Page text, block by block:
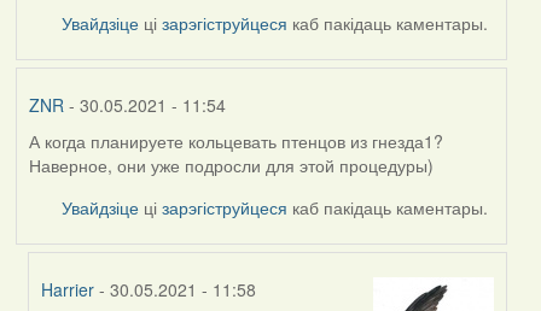
Увайдзіце цізарэгіструйцеся каб пакідаць каментары.
ZNR - 30.05.2021 - 11:54
А когда планируете кольцевать птенцов из гнезда1?
Наверное, они уже подросли для этой процедуры)
Увайдзіце цізарэгіструйцеся каб пакідаць каментары.
Harrier - 30.05.2021 - 11:58